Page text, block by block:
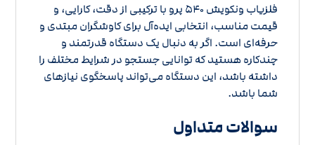
فلزیاب ونکویش ۵۴۰ پرو با ترکیبی از دقت، کارایی، و
قیمت مناسب، انتخابی ایده‌آل برای کاوشگران مبتدی و
حرفه‌ای است. اگر به دنبال یک دستگاه قدرتمند و
چندکاره هستید که توانایی جستجو در شرایط مختلف را
داشته باشد، این دستگاه می‌تواند پاسخگوی نیازهای
شما باشد.
سوالات متداول